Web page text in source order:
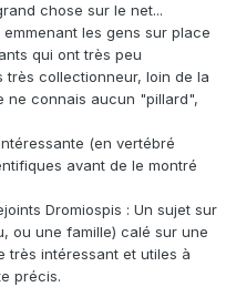
chose sur le net...
les gens sur place
qui ont très peu
collectionneur, loin de la
ne connais aucun "pillard",
(en vertébré
avant de le montré
Dromiospis : Un sujet sur
ou une famille) calé sur une
très intéressant et utiles à
précis.